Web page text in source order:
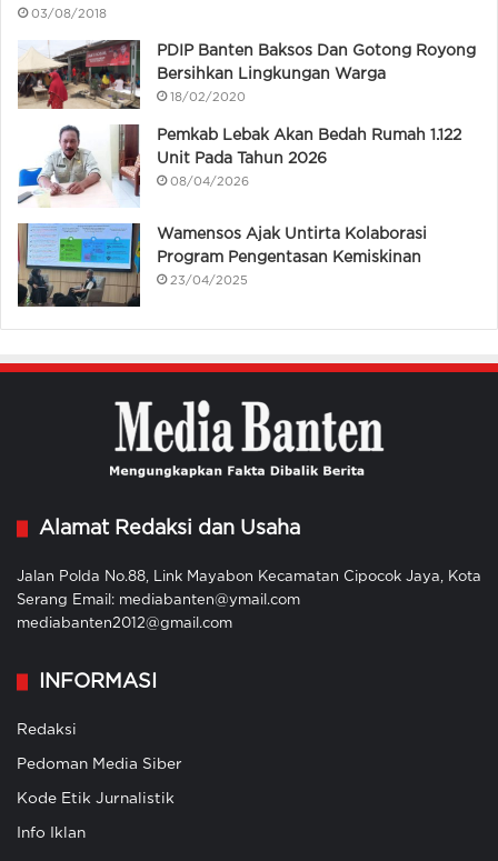
03/08/2018
PDIP Banten Baksos Dan Gotong Royong
Bersihkan Lingkungan Warga
18/02/2020
Pemkab Lebak Akan Bedah Rumah 1.122
Unit Pada Tahun 2026
08/04/2026
Wamensos Ajak Untirta Kolaborasi
Program Pengentasan Kemiskinan
23/04/2025
Alamat Redaksi dan Usaha
Jalan Polda No.88, Link Mayabon Kecamatan Cipocok Jaya, Kota
Serang Email: mediabanten@ymail.com
mediabanten2012@gmail.com
INFORMASI
Redaksi
Pedoman Media Siber
Kode Etik Jurnalistik
Info Iklan